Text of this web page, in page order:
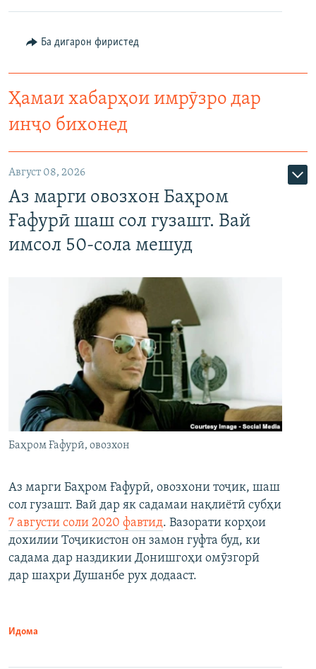
Ба дигарон фиристед
Ҳамаи хабарҳои имрӯзро дар
инҷо бихонед
Август 08, 2026
Аз марги овозхон Баҳром
Ғафурӣ шаш сол гузашт. Вай
имсол 50-сола мешуд
Баҳром Ғафурӣ, овозхон
Аз марги Баҳром Ғафурӣ, овозхони тоҷик, шаш
сол гузашт. Вай дар як садамаи нақлиётӣ субҳи
7 августи соли 2020 фавтид. Вазорати корҳои
дохилии Тоҷикистон он замон гуфта буд, ки
садама дар наздикии Донишгоҳи омӯзгорӣ
дар шаҳри Душанбе рух додааст.
Идома